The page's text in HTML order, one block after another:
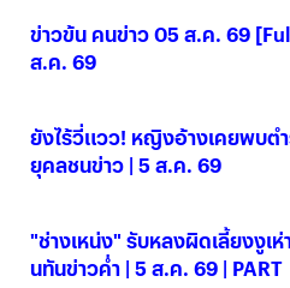
ข่าวข้น คนข่าว 05 ส.ค. 69
ส.ค. 69
ยังไร้วี่แวว! หญิงอ้างเคยพบต
ยุคลชนข่าว | 5 ส.ค. 69
"ช่างเหน่ง" รับหลงผิดเลี้ยงงูเห่าใ
นทันข่าวค่ำ | 5 ส.ค. 69 | PART